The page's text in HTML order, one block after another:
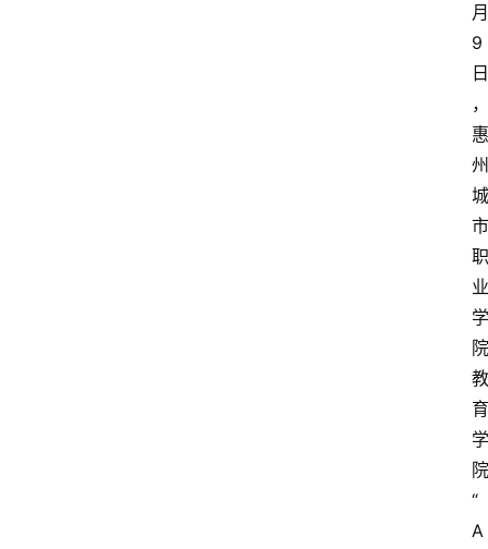
月
9
日
，
惠
州
城
市
职
业
学
院
教
育
学
院
“
A